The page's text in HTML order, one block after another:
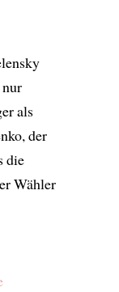
als
der
die
Wähler